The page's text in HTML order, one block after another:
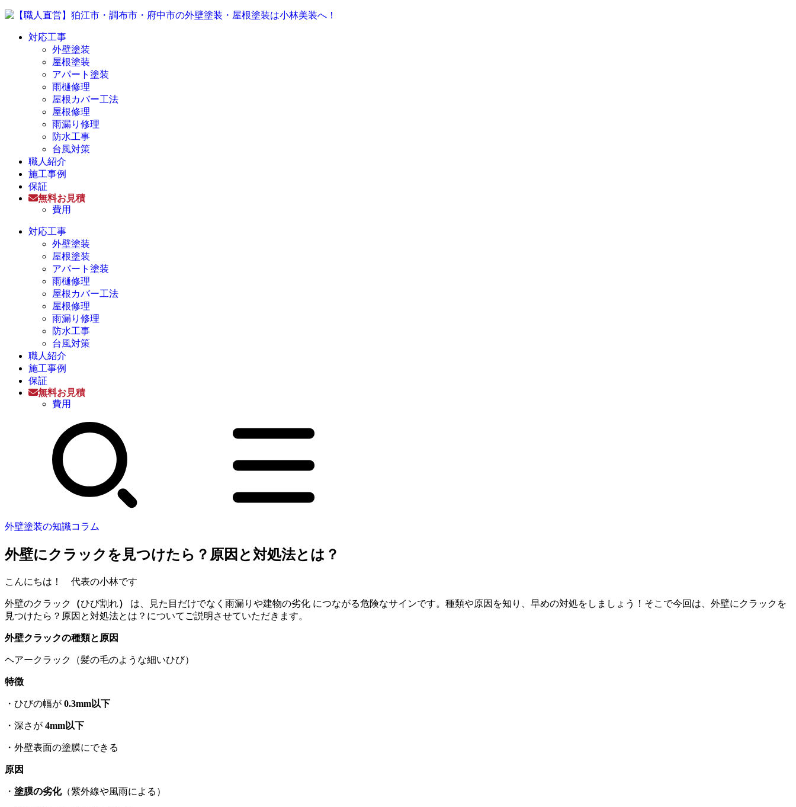
対応工事
外壁塗装
屋根塗装
アパート塗装
雨樋修理
屋根カバー工法
屋根修理
雨漏り修理
防水工事
台風対策
職人紹介
施工事例
保証
無料お見積
費用
対応工事
外壁塗装
屋根塗装
アパート塗装
雨樋修理
屋根カバー工法
屋根修理
雨漏り修理
防水工事
台風対策
職人紹介
施工事例
保証
無料お見積
費用
外壁塗装の知識コラム
外壁にクラックを見つけたら？原因と対処法とは？
こんにちは！ 代表の小林です
外壁のクラック （ひび割れ） は、見た目だけでなく雨漏りや建物の劣化 につながる危険なサインです。種類や原因を知り、早めの対処をしましょう！そこで今回は、 外壁にクラックを
見つけたら？原因と対処法とは？ についてご説明させていただきます。
外壁クラックの種類と原因
ヘアークラック（髪の毛のような細いひび）
特徴
・ひびの幅が 0.3mm以下
・深さが 4mm以下
・外壁表面の塗膜にできる
原因
・ 塗膜の劣化（紫外線や風雨による）